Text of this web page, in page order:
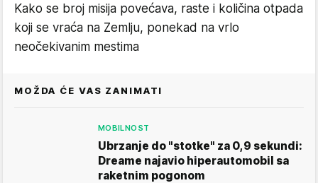
Kako se broj misija povećava, raste i količina otpada
koji se vraća na Zemlju, ponekad na vrlo
neočekivanim mestima
MOŽDA ĆE VAS ZANIMATI
MOBILNOST
Ubrzanje do "stotke" za 0,9 sekundi:
Dreame najavio hiperautomobil sa
raketnim pogonom